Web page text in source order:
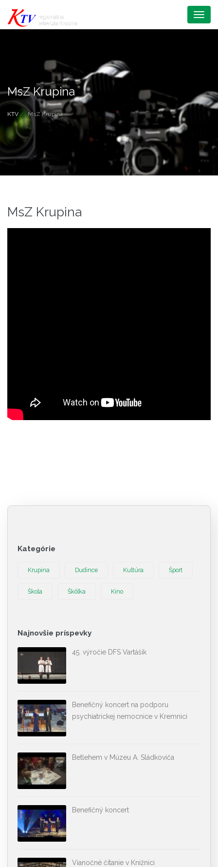
Menu
MsZ Krupina
KTV MsZ Krupina
MsZ Krupina
Kategórie
Krupina Dudince Kultúra Šport
Škola Škôlka Kino
Najnovšie príspevky
45. výročie DFS Vartášik
Benefičný koncert na podporu
psychiatrickej nemocnice v Kremnici
Betlehem v Múzeu A. Sládkoviča
Benefičný koncert
Vianočné čítanie v Knižnici